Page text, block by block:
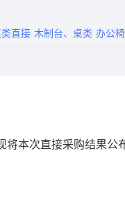
直接 木制台、桌类 办公椅
将本次直接采购结果公